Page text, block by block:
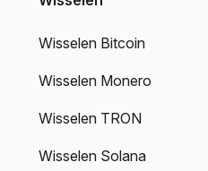
Wisselen Bitcoin
Wisselen Monero
Wisselen TRON
Wisselen Solana